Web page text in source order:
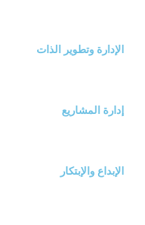
الإدارة وتطوير الذات
إدارة المشاريع
الإبداع والإبتكار